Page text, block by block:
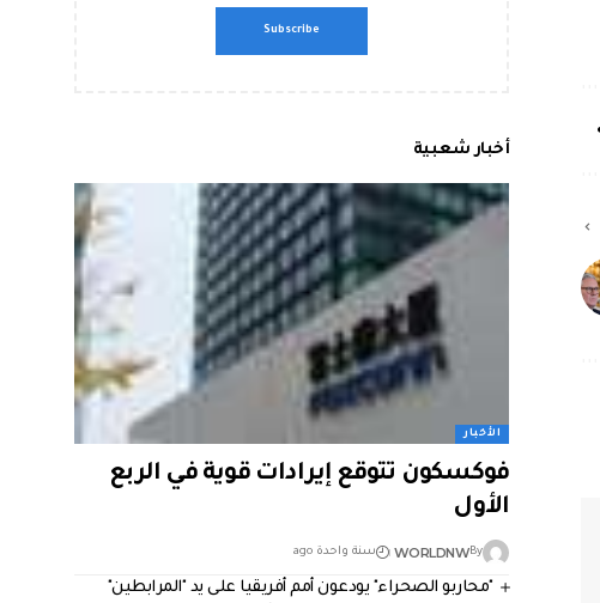
أخبار شعبية
الأخبار
فوكسكون تتوقع إيرادات قوية في الربع
الأول
By
WORLDNW سنة واحدة ago
"محاربو الصحراء" يودعون أمم أفريقيا على يد "المرابطين"